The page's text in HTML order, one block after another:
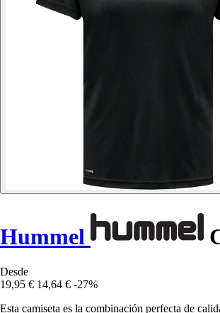
Hummel
Desde
19,95 € 14,64 € -27%
Esta camiseta es la combinación perfecta de